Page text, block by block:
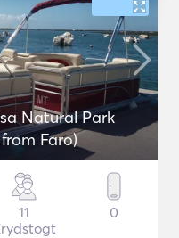
Natural Park
Faro)
11
0